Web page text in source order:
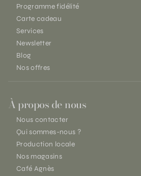
Programme fidélité
Carte cadeau
Services
Newsletter
Blog
Nos offres
À propos de nous
Nous contacter
Qui sommes-nous ?
Production locale
Nos magasins
Café Agnès